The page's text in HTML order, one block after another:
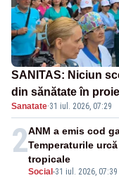
SANITAS: Niciun
din sănătate în
Sanatate·31 iul. 2026, 07:29
2
Social -31 iul. 2026, 07:39
ANM a emis cod
Temperaturile
tropicale